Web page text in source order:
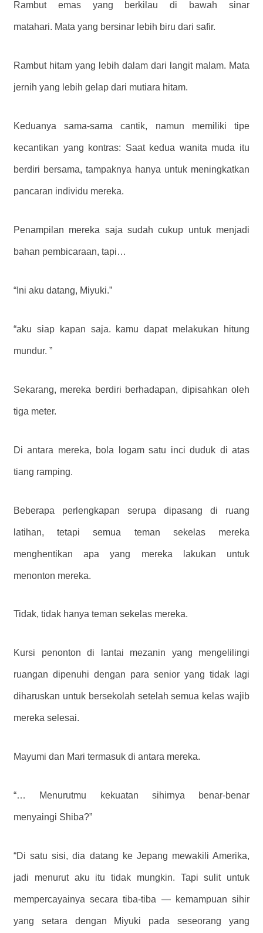
Rambut emas yang berkilau di bawah sinar
matahari. Mata yang bersinar lebih biru dari safir.
Rambut hitam yang lebih dalam dari langit malam. Mata
jernih yang lebih gelap dari mutiara hitam.
Keduanya sama-sama cantik, namun memiliki tipe
kecantikan yang kontras: Saat kedua wanita muda itu
berdiri bersama, tampaknya hanya untuk meningkatkan
pancaran individu mereka.
Penampilan mereka saja sudah cukup untuk menjadi
bahan pembicaraan, tapi…
“Ini aku datang, Miyuki.”
“aku siap kapan saja. kamu dapat melakukan hitung
mundur. ”
Sekarang, mereka berdiri berhadapan, dipisahkan oleh
tiga meter.
Di antara mereka, bola logam satu inci duduk di atas
tiang ramping.
Beberapa perlengkapan serupa dipasang di ruang
latihan, tetapi semua teman sekelas mereka
menghentikan apa yang mereka lakukan untuk
menonton mereka.
Tidak, tidak hanya teman sekelas mereka.
Kursi penonton di lantai mezanin yang mengelilingi
ruangan dipenuhi dengan para senior yang tidak lagi
diharuskan untuk bersekolah setelah semua kelas wajib
mereka selesai.
Mayumi dan Mari termasuk di antara mereka.
“… Menurutmu kekuatan sihirnya benar-benar
menyaingi Shiba?”
“Di satu sisi, dia datang ke Jepang mewakili Amerika,
jadi menurut aku itu tidak mungkin. Tapi sulit untuk
mempercayainya secara tiba-tiba — kemampuan sihir
yang setara dengan Miyuki pada seseorang yang